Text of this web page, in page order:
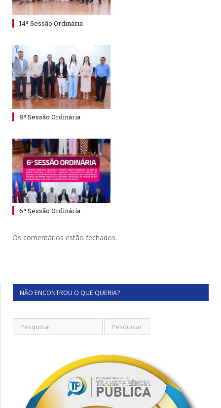
14ª Sessão Ordinária
8ª Sessão Ordinária
6ª Sessão Ordinária
Os comentários estão fechados.
NÃO ENCONTROU O QUE QUERIA?